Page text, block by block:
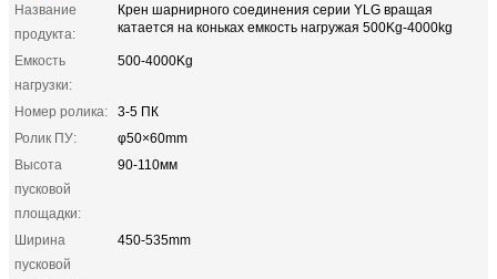
Название
продукта:
Крен шарнирного соединения серии YLG вращая
катается на коньках емкость нагружая 500Kg-4000kg
Емкость
нагрузки:
500-4000Kg
Номер ролика:
3-5 ПК
Ролик ПУ:
φ50×60mm
Высота
пусковой
площадки:
90-110мм
Ширина
пусковой
450-535mm